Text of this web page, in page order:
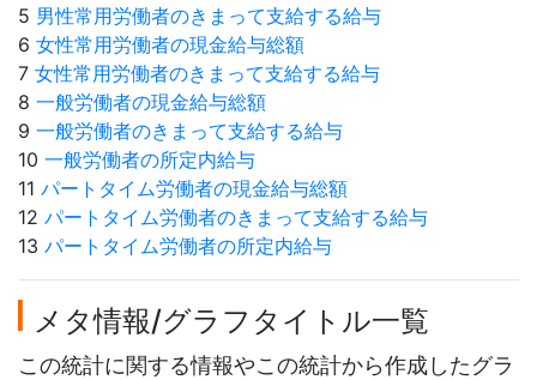
5 男性常用労働者のきまって支給する給与
6 女性常用労働者の現金給与総額
7 女性常用労働者のきまって支給する給与
8 一般労働者の現金給与総額
9 一般労働者のきまって支給する給与
10 一般労働者の所定内給与
11 パートタイム労働者の現金給与総額
12 パートタイム労働者のきまって支給する給与
13 パートタイム労働者の所定内給与
メタ情報/グラフタイトル一覧
この統計に関する情報やこの統計から作成したグラ